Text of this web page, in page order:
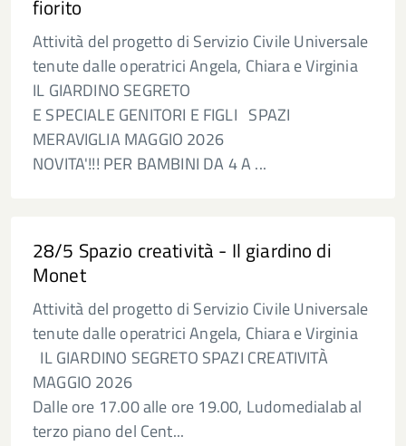
fiorito
Attività del progetto di Servizio Civile Universale
tenute dalle operatrici Angela, Chiara e Virginia
IL GIARDINO SEGRETO
E SPECIALE GENITORI E FIGLI SPAZI
MERAVIGLIA MAGGIO 2026
NOVITA'!!! PER BAMBINI DA 4 A ...
28/5 Spazio creatività - Il giardino di
Monet
Attività del progetto di Servizio Civile Universale
tenute dalle operatrici Angela, Chiara e Virginia
IL GIARDINO SEGRETO SPAZI CREATIVITÀ
MAGGIO 2026
Dalle ore 17.00 alle ore 19.00, Ludomedialab al
terzo piano del Cent...